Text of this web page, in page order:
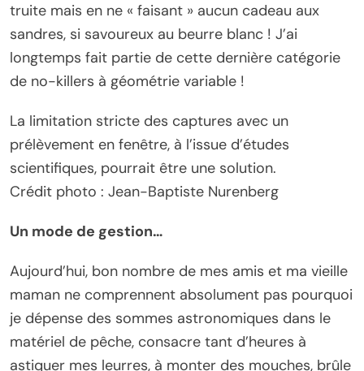
truite mais en ne « faisant » aucun cadeau aux
sandres, si savoureux au beurre blanc ! J’ai
longtemps fait partie de cette dernière catégorie
de no-killers à géométrie variable !
La limitation stricte des captures avec un
prélèvement en fenêtre, à l’issue d’études
scientifiques, pourrait être une solution.
Crédit photo : Jean-Baptiste Nurenberg
Un mode de gestion…
Aujourd’hui, bon nombre de mes amis et ma vieille
maman ne comprennent absolument pas pourquoi
je dépense des sommes astronomiques dans le
matériel de pêche, consacre tant d’heures à
astiquer mes leurres, à monter des mouches, brûle